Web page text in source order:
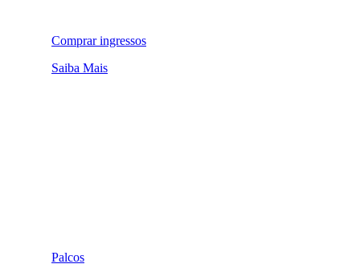
Comprar ingressos
Saiba Mais
Palcos